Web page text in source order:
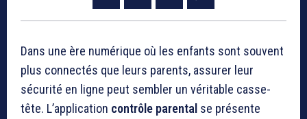
Dans une ère numérique où les enfants sont souvent
plus connectés que leurs parents, assurer leur
sécurité en ligne peut sembler un véritable casse-
tête. L’application contrôle parental se présente